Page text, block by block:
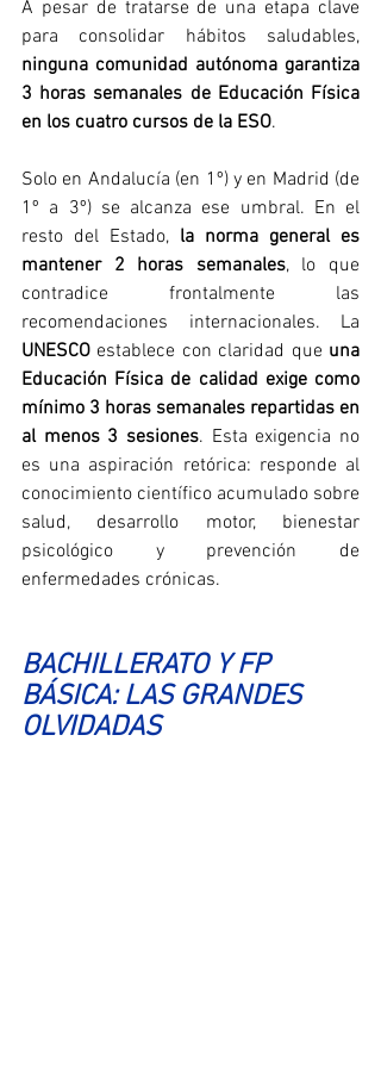
A pesar de tratarse de una etapa clave
ninguna comunidad autónoma garantiza
3 horas semanales de Educación Física
en los cuatro cursos de la ESO.
Solo en Andalucía (en 1º) y en Madrid (de
1º a 3º) se alcanza ese umbral. En el
resto del Estado, la norma general es
mantener 2 horas semanales, lo que
contradice frontalmente las
UNESCO establece con claridad que una
Educación Física de calidad exige como
mínimo 3 horas semanales repartidas en
al menos 3 sesiones. Esta exigencia no
es una aspiración retórica: responde al
conocimiento científico acumulado sobre
salud, desarrollo motor, bienestar
psicológico y prevención de
enfermedades crónicas.
BACHILLERATO Y FP
BÁSICA: LAS GRANDES
OLVIDADAS